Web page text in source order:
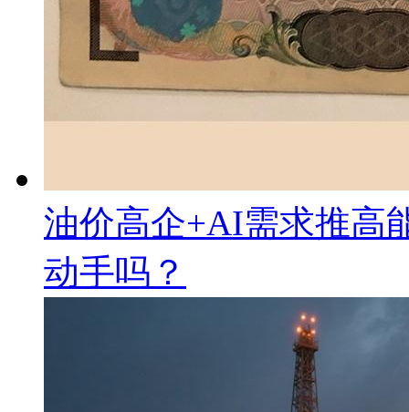
油价高企+AI需求推高
动手吗？